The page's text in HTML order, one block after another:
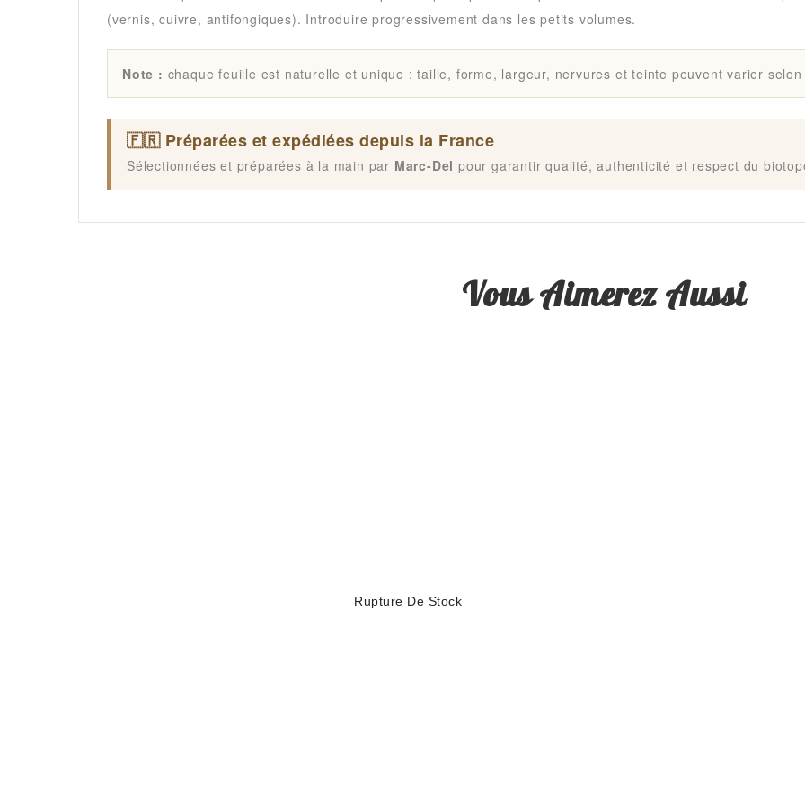
(vernis, cuivre, antifongiques). Introduire progressivement dans les petits volumes.
Note : chaque feuille est naturelle et unique : taille, forme, largeur, nervures et teinte peuvent varier
🇫🇷 Préparées et expédiées depuis la France
Sélectionnées et préparées à la main par Marc-Del pour garantir qualité, authenticité et respect du
Vous Aimerez Aussi
Rupture De Stock